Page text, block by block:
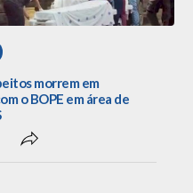
morrem em
o BOPE em área de